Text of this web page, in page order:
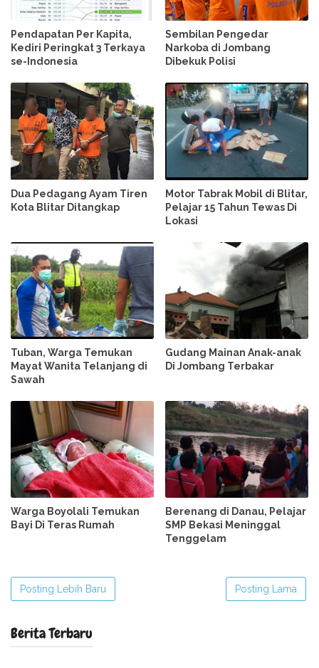
Pendapatan Per Kapita,
Kediri Peringkat 3 Terkaya
se-Indonesia
Sembilan Pengedar
Narkoba di Jombang
Dibekuk Polisi
Dua Pedagang Ayam Tiren
Kota Blitar Ditangkap
Motor Tabrak Mobil di Blitar,
Pelajar 15 Tahun Tewas Di
Lokasi
Tuban, Warga Temukan
Mayat Wanita Telanjang di
Sawah
Gudang Mainan Anak-anak
Di Jombang Terbakar
Warga Boyolali Temukan
Bayi Di Teras Rumah
Berenang di Danau, Pelajar
SMP Bekasi Meninggal
Tenggelam
Posting Lebih Baru Posting Lama
Berita Terbaru